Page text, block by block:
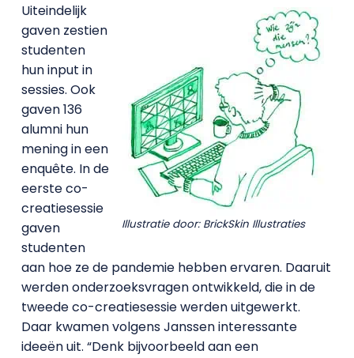
Illustratie door: BrickSkin Illustraties
Uiteindelijk
gaven zestien
studenten
hun input in
sessies. Ook
gaven 136
alumni hun
mening in een
enquête. In de
eerste co-
creatiesessie
gaven
studenten
aan hoe ze de pandemie hebben ervaren. Daaruit
werden onderzoeksvragen ontwikkeld, die in de
tweede co-creatiesessie werden uitgewerkt.
Daar kwamen volgens Janssen interessante
ideeën uit. “Denk bijvoorbeeld aan een